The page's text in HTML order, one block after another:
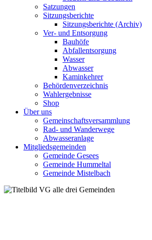
Satzungen
Sitzungsberichte
Sitzungsberichte (Archiv)
Ver- und Entsorgung
Bauhöfe
Abfallentsorgung
Wasser
Abwasser
Kaminkehrer
Behördenverzeichnis
Wahlergebnisse
Shop
Über uns
Gemeinschaftsversammlung
Rad- und Wanderwege
Abwasseranlage
Mitgliedsgemeinden
Gemeinde Gesees
Gemeinde Hummeltal
Gemeinde Mistelbach